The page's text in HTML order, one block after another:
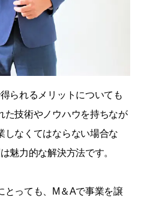
られるメリットについても
た技術やノウハウを持ちなが
しなくてはならない場合な
魅力的な解決方法です。
とっても、M＆Aで事業を譲